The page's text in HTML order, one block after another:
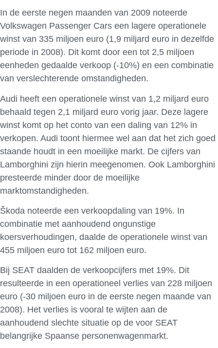
In de eerste negen maanden van 2009 noteerde
Volkswagen Passenger Cars een lagere operationele
winst van 335 miljoen euro (1,9 miljard euro in dezelfde
periode in 2008). Dit komt door een tot 2,5 miljoen
eenheden gedaalde verkoop (-10%) en een combinatie
van verslechterende omstandigheden.
Audi heeft een operationele winst van 1,2 miljard euro
behaald tegen 2,1 miljard euro vorig jaar. Deze lagere
winst komt op het conto van een daling van 12% in
verkopen. Audi toont hiermee wel aan dat het zich goed
staande houdt in een moeilijke markt. De cijfers van
Lamborghini zijn hierin meegenomen. Ook Lamborghini
presteerde minder door de moeilijke
marktomstandigheden.
Škoda noteerde een verkoopdaling van 19%. In
combinatie met aanhoudend ongunstige
koersverhoudingen, daalde de operationele winst van
455 miljoen euro tot 162 miljoen euro.
Bij SEAT daalden de verkoopcijfers met 19%. Dit
resulteerde in een operationeel verlies van 228 miljoen
euro (-30 miljoen euro in de eerste negen maande van
2008). Het verlies is vooral te wijten aan de
aanhoudend slechte situatie op de voor SEAT
belangrijke Spaanse personenwagenmarkt.